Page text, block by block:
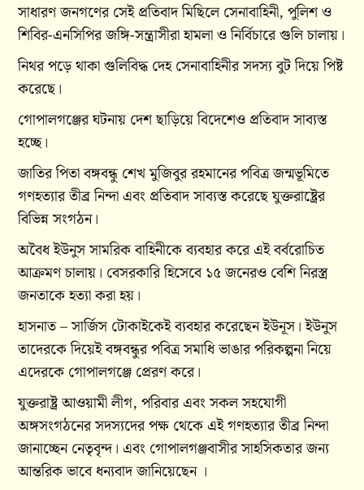
সাধারণ জনগণের সেই প্রতিবাদ মিছিলে সেনাবাহিনী, পুলিশ ও
শিবির-এনসিপির জঙ্গি-সন্ত্রাসীরা হামলা ও নির্বিচারে গুলি চালায়।
নিথর পড়ে থাকা গুলিবিদ্ধ দেহ সেনাবাহিনীর সদস্য বুট দিয়ে পিষ্ট
করেছে।
গোপালগঞ্জের ঘটনায় দেশ ছাড়িয়ে বিদেশেও প্রতিবাদ সাব্যস্ত
হচ্ছে।
জাতির পিতা বঙ্গবন্ধু শেখ মুজিবুর রহমানের পবিত্র জন্মভূমিতে
গণহত্যার তীব্র নিন্দা এবং প্রতিবাদ সাব্যস্ত করেছে যুক্তরাষ্ট্রের
বিভিন্ন সংগঠন।
অবৈধ ইউনুস সামরিক বাহিনীকে ব্যবহার করে এই বর্বরোচিত
আক্রমণ চালায়। বেসরকারি হিসেবে ১৫ জনেরও বেশি নিরস্ত্র
জনতাকে হত্যা করা হয়।
হাসনাত – সার্জিস টোকাইকেই ব্যবহার করেছেন ইউনূস। ইউনুস
তাদেরকে দিয়েই বঙ্গবন্ধুর পবিত্র সমাধি ভাঙার পরিকল্পনা নিয়ে
এদেরকে গোপালগঞ্জে প্রেরণ করে।
যুক্তরাষ্ট্র আওয়ামী লীগ, পরিবার এবং সকল সহযোগী
অঙ্গসংগঠনের সদস্যদের পক্ষ থেকে এই গণহত্যার তীব্র নিন্দা
জানাচ্ছেন নেতৃবৃন্দ। এবং গোপালগঞ্জবাসীর সাহসিকতার জন্য
আন্তরিক ভাবে ধন্যবাদ জানিয়েছেন ।